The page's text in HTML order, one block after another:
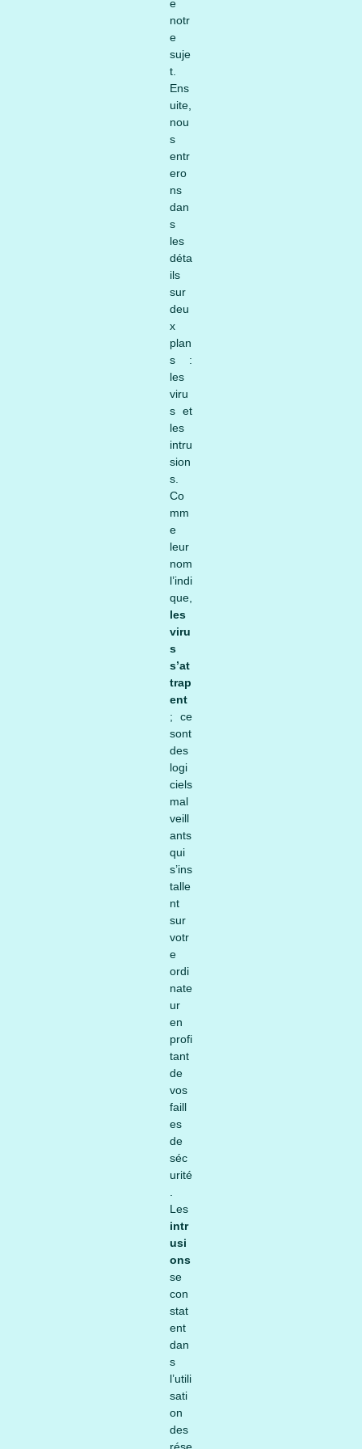
e
notr
e
suje
t.
Ens
uite,
nou
s
entr
ero
ns
dan
s
les
déta
ils
sur
deu
x
plan
s :
les
viru
s et
les
intru
sion
s.
Co
mm
e
leur
nom
l’indi
que,
les
viru
s
s’at
trap
ent
; ce
sont
des
logi
ciels
mal
veill
ants
qui
s’ins
talle
nt
sur
votr
e
ordi
nate
ur
en
profi
tant
de
vos
faill
es
de
séc
urité
Les
intr
usi
ons
se
con
stat
ent
dan
s
l’utili
sati
on
des